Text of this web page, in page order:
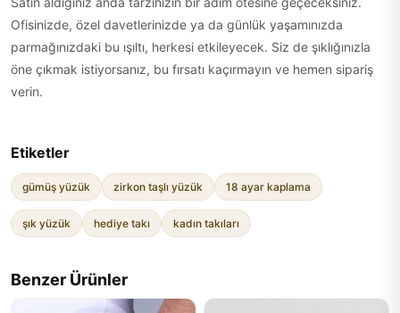
Ofisinizde, özel davetlerinizde ya da günlük yaşamınızda
parmağınızdaki bu ışıltı, herkesi etkileyecek. Siz de şıklığınızla
öne çıkmak istiyorsanız, bu fırsatı kaçırmayın ve hemen sipariş
verin.
Etiketler
gümüş yüzük zirkon taşlı yüzük 18 ayar kaplama
şık yüzük hediye takı kadın takıları
Benzer Ürünler